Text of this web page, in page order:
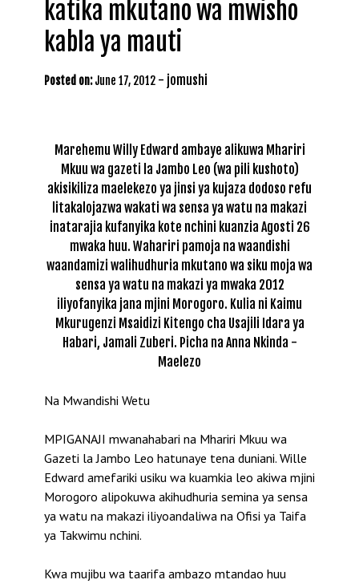
katika mkutano wa mwisho
kabla ya mauti
Posted on: June 17, 2012 - jomushi
Marehemu Willy Edward ambaye alikuwa Mhariri
Mkuu wa gazeti la Jambo Leo (wa pili kushoto)
akisikiliza maelekezo ya jinsi ya kujaza dodoso refu
litakalojazwa wakati wa sensa ya watu na makazi
inatarajia kufanyika kote nchini kuanzia Agosti 26
mwaka huu. Wahariri pamoja na waandishi
waandamizi walihudhuria mkutano wa siku moja wa
sensa ya watu na makazi ya mwaka 2012
iliyofanyika jana mjini Morogoro. Kulia ni Kaimu
Mkurugenzi Msaidizi Kitengo cha Usajili Idara ya
Habari, Jamali Zuberi. Picha na Anna Nkinda -
Maelezo
Na Mwandishi Wetu
MPIGANAJI mwanahabari na Mhariri Mkuu wa
Gazeti la Jambo Leo hatunaye tena duniani. Wille
Edward amefariki usiku wa kuamkia leo akiwa mjini
Morogoro alipokuwa akihudhuria semina ya sensa
ya watu na makazi iliyoandaliwa na Ofisi ya Taifa
ya Takwimu nchini.
Kwa mujibu wa taarifa ambazo mtandao huu